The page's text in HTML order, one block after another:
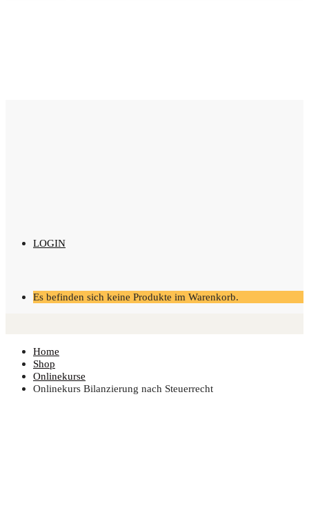
LOGIN
Es befinden sich keine Produkte im Warenkorb.
Home
Shop
Onlinekurse
Online­kurs Bilan­zie­rung nach Steuerrecht